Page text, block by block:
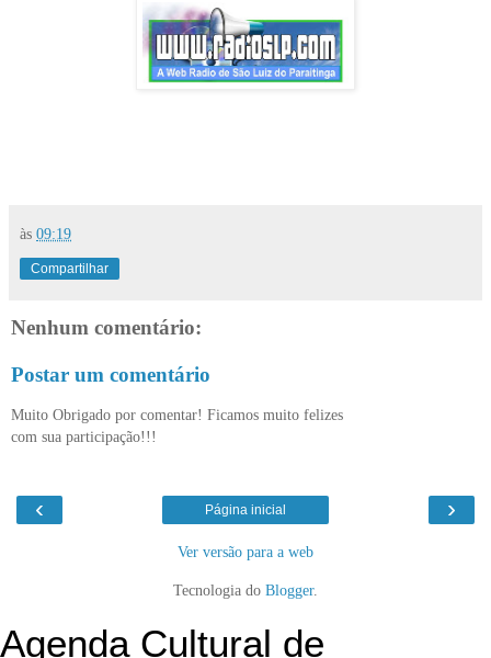
às 09:19
Compartilhar
Nenhum comentário:
Postar um comentário
Muito Obrigado por comentar! Ficamos muito felizes
com sua participação!!!
‹ ›
Página inicial
Ver versão para a web
Tecnologia do Blogger.
Agenda Cultural de